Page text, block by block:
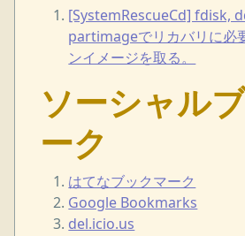
[SystemRescueCd] fdisk,
partimageでリカバリに必
ンイメージを取る。
ソーシャル
ーク
はてなブックマーク
Google Bookmarks
del.icio.us